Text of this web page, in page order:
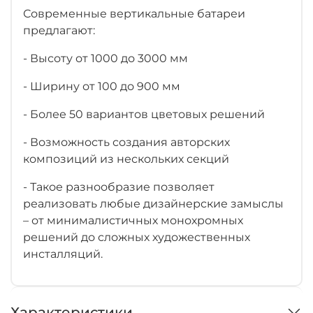
Современные вертикальные батареи
предлагают:
- Высоту от 1000 до 3000 мм
- Ширину от 100 до 900 мм
- Более 50 вариантов цветовых решений
- Возможность создания авторских
композиций из нескольких секций
- Такое разнообразие позволяет
реализовать любые дизайнерские замыслы
– от минималистичных монохромных
решений до сложных художественных
инсталляций.